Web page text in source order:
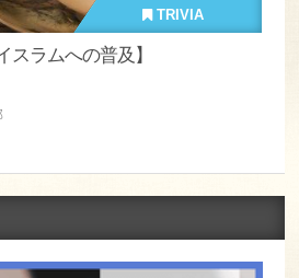
TRIVIA
スラムへの普及】